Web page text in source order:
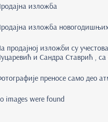
изложба
изложба новогодишњих
продајној изложби су
и Сандра Ставрић , са
преносе само део
images were found